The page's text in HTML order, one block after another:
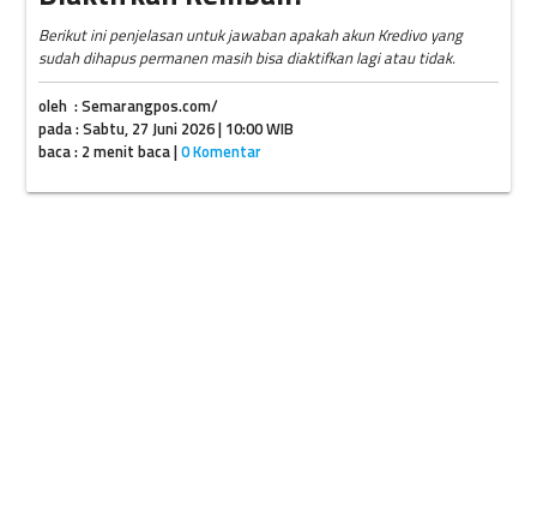
Berikut ini penjelasan untuk jawaban apakah akun Kredivo yang
sudah dihapus permanen masih bisa diaktifkan lagi atau tidak.
oleh : Semarangpos.com/
pada : Sabtu, 27 Juni 2026 | 10:00 WIB
baca : 2 menit baca |0 Komentar